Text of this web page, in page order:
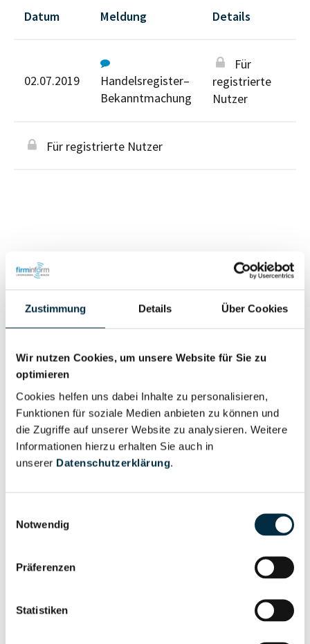
Zustimmung Details Über Cookies
Wir nutzen Cookies, um unsere Website für Sie zu
optimieren
Cookies helfen uns dabei Inhalte zu personalisieren,
Funktionen für soziale Medien anbieten zu können und
die Zugriffe auf unserer Website zu analysieren. Weitere
Informationen hierzu erhalten Sie auch in
unserer Datenschutzerklärung.
Notwendig
Präferenzen
Statistiken
Datum Meldung Details
02.07.2019
Handelsregister–
Bekanntmachung
Für
registrierte
Nutzer
Für registrierte Nutzer
Personen im Unternehmen
Geschäftsführer (1)
Für registrierte
Wirtschaftlich
Berechtigter
Unternehmensprofil
anfragen
Eigentums- und Kontrollstruktur
Vollständiges
Unternehmensprofil
Unternehmensnetzwerk
Vollständiges
Unternehmensprofil